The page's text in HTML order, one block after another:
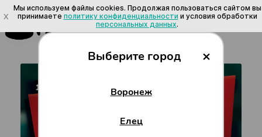
Акции и скидки на роллы, суши и пиццу
в Воронеже
X
Мы используем файлы cookies. Продолжая пользоваться сайтом вы
принимаете политику конфиденциальности и условия обработки
персональных данных.
×
Выберите город
Воронеж
Елец